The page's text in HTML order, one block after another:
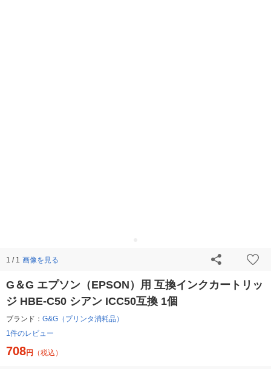
1 / 1 画像を見る
G＆G エプソン（EPSON）用 互換インクカートリッ
ジ HBE-C50 シアン ICC50互換 1個
ブランド： G&G（プリンタ消耗品）
1件のレビュー
708円 （税込）